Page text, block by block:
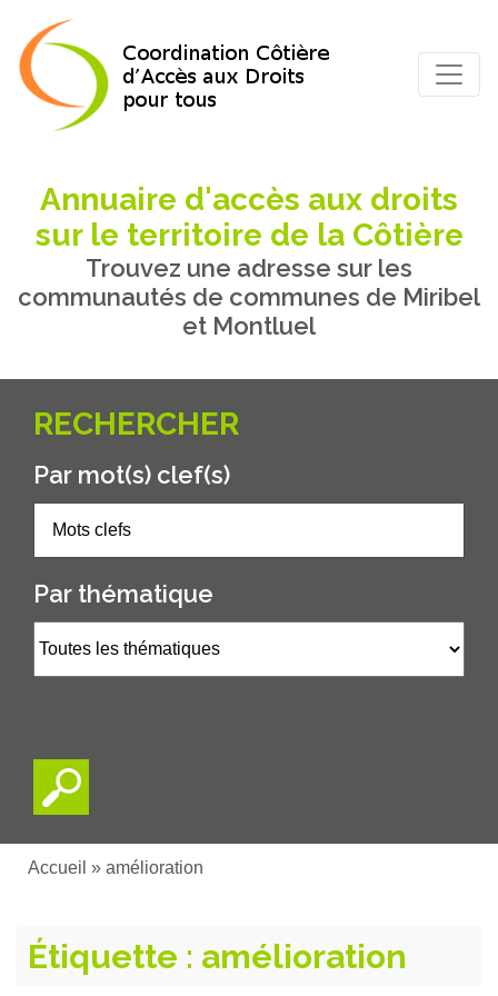
Annuaire d'accès aux droits
sur le territoire de la Côtière
Trouvez une adresse sur les
communautés de communes de Miribel
et Montluel
RECHERCHER
Par mot(s) clef(s)
Par thématique
Accueil » amélioration
Étiquette : amélioration